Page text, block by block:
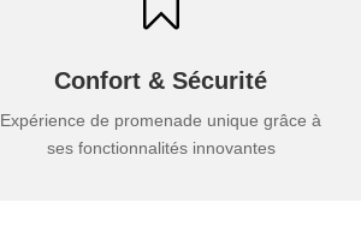
Confort & Sécurité
Expérience de promenade unique grâce à
ses fonctionnalités innovantes